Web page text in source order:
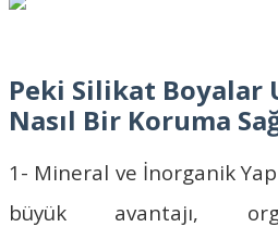
Peki Silikat Boyalar
Nasıl Bir Koruma
1- Mineral ve İnorganik
büyük avantajı,